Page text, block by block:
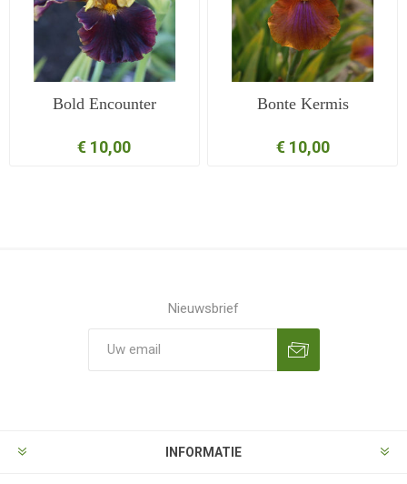
Bold Encounter
€ 10,00
Bonte Kermis
€ 10,00
Nieuwsbrief
INFORMATIE